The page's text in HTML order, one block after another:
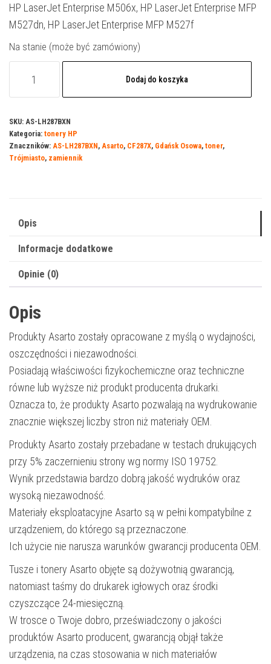
HP LaserJet Enterprise M506x, HP LaserJet Enterprise MFP
M527dn, HP LaserJet Enterprise MFP M527f
Na stanie (może być zamówiony)
do
HP
287BXN
18000
black
Dodaj do koszyka
SKU: AS-LH287BXN
Kategoria: tonery HP
Znaczników: AS-LH287BXN, Asarto, CF287X, Gdańsk Osowa, toner,
Trójmiasto, zamiennik
Opis
Informacje dodatkowe
Opinie (0)
Opis
Produkty Asarto zostały opracowane z myślą o wydajności,
oszczędności i niezawodności.
Posiadają właściwości fizykochemiczne oraz techniczne
równe lub wyższe niż produkt producenta drukarki.
Oznacza to, że produkty Asarto pozwalają na wydrukowanie
znacznie większej liczby stron niż materiały OEM.
Produkty Asarto zostały przebadane w testach drukujących
przy 5% zaczernieniu strony wg normy ISO 19752.
Wynik przedstawia bardzo dobrą jakość wydruków oraz
wysoką niezawodność.
Materiały eksploatacyjne Asarto są w pełni kompatybilne z
urządzeniem, do którego są przeznaczone.
Ich użycie nie narusza warunków gwarancji producenta OEM.
Tusze i tonery Asarto objęte są dożywotnią gwarancją,
natomiast taśmy do drukarek igłowych oraz środki
czyszczące 24-miesięczną.
W trosce o Twoje dobro, przeświadczony o jakości
produktów Asarto producent, gwarancją objął także
urządzenia, na czas stosowania w nich materiałów